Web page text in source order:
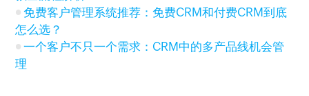
免费客户管理系统推荐：免费CRM和付费CRM到底
怎么选？
一个客户不只一个需求：CRM中的多产品线机会管
理